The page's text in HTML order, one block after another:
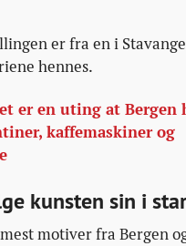
er fra en i
hennes.
er en uting at Bergen
kaffemaskiner og
kunsten sin i
motiver fra Bergen